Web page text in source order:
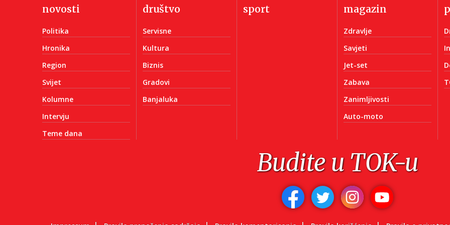
novosti
Politika
Hronika
Region
Svijet
Kolumne
Intervju
Teme dana
društvo
Servisne
Kultura
Biznis
Gradovi
Banjaluka
sport magazin
Zdravlje
Savjeti
Jet-set
Zabava
Zanimljivosti
Auto-moto
Budite u TOK-u